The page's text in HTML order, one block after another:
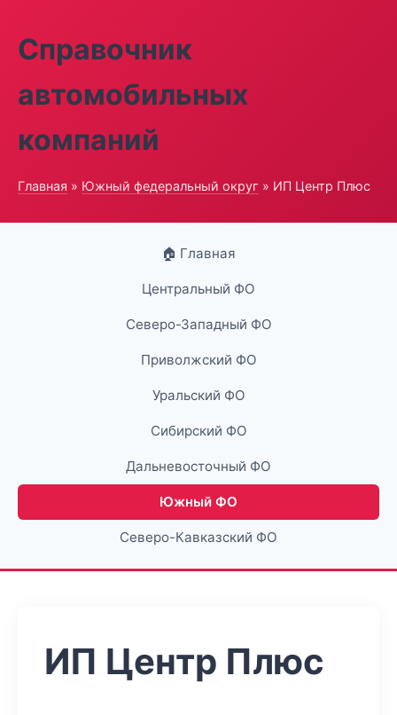
Справочник
автомобильных
компаний
Главная » Южный федеральный округ » ИП Центр Плюс
🏠 Главная
Центральный ФО
Северо-Западный ФО
Приволжский ФО
Уральский ФО
Сибирский ФО
Дальневосточный ФО
Южный ФО
Северо-Кавказский ФО
ИП Центр Плюс